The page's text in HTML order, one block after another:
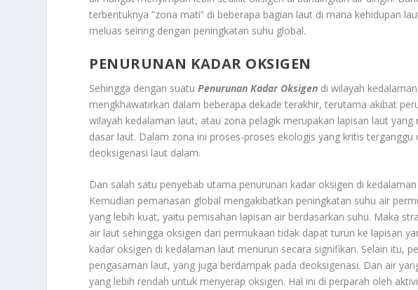
terbentuknya “zona mati” di beberapa bagian laut di mana kehidupan
meluas seiring dengan peningkatan suhu global.
PENURUNAN KADAR OKSIGEN
Sehingga dengan suatuPenurunan Kadar Oksigen di wilayah
mengkhawatirkan dalam beberapa dekade terakhir, terutama akibat
wilayah kedalaman laut, atau zona pelagik merupakan lapisan laut
dasar laut. Dalam zona ini proses-proses ekologis yang kritis
deoksigenasi laut dalam.
Dan salah satu penyebab utama penurunan kadar oksigen di
Kemudian pemanasan global mengakibatkan peningkatan suhu air
yang lebih kuat, yaitu pemisahan lapisan air berdasarkan suhu. Maka
air laut sehingga oksigen dari permukaan tidak dapat turun ke lapisan
kadar oksigen di kedalaman laut menurun secara signifikan. Selain itu,
pengasaman laut, yang juga berdampak pada deoksigenasi. Dan air
yang lebih rendah untuk menyerap oksigen. Hal ini di perparah oleh